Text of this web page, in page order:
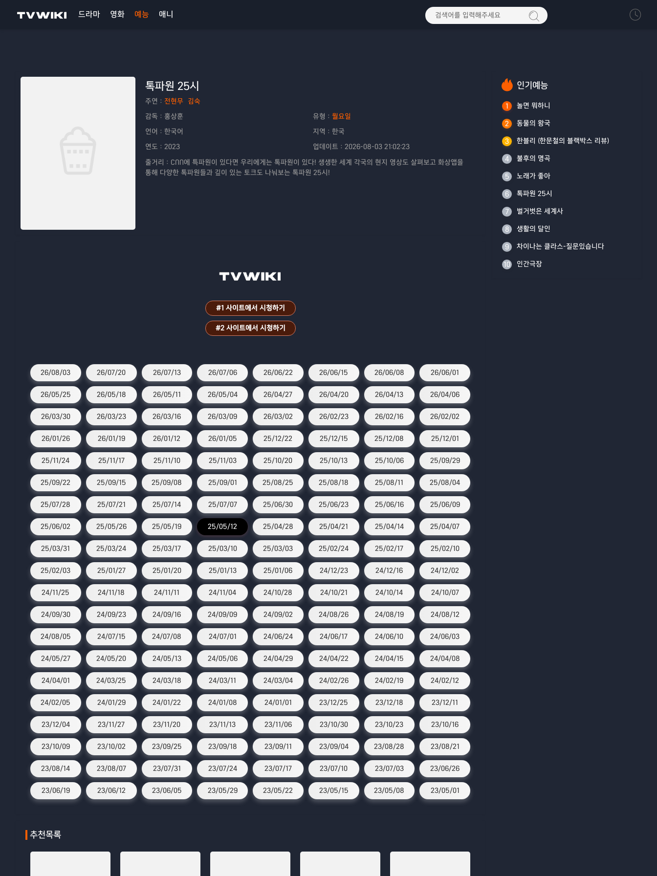
드라마 영화 예능 애니
톡파원 25시
주연： 전현무 김숙
감독： 홍상훈 유형： 월요일
언어： 한국어 지역： 한국
연도： 2023 업데이트： 2026-08-03 21:02:23
줄거리： CNN에 특파원이 있다면 우리에게는 톡파원이 있다! 생생한 세계 각국의 현지 영상도 살펴보고 화상앱을
통해 다양한 톡파원들과 깊이 있는 토크도 나눠보는 톡파원 25시!
#1 사이트에서 시청하기
#2 사이트에서 시청하기
26/08/03 26/07/20 26/07/13 26/07/06 26/06/22 26/06/15 26/06/08 26/06/01
26/05/25 26/05/18 26/05/11 26/05/04 26/04/27 26/04/20 26/04/13 26/04/06
26/03/30 26/03/23 26/03/16 26/03/09 26/03/02 26/02/23 26/02/16 26/02/02
26/01/26 26/01/19 26/01/12 26/01/05 25/12/22 25/12/15 25/12/08 25/12/01
25/11/24 25/11/17 25/11/10 25/11/03 25/10/20 25/10/13 25/10/06 25/09/29
25/09/22 25/09/15 25/09/08 25/09/01 25/08/25 25/08/18 25/08/11 25/08/04
25/07/28 25/07/21 25/07/14 25/07/07 25/06/30 25/06/23 25/06/16 25/06/09
25/06/02 25/05/26 25/05/19 25/05/12 25/04/28 25/04/21 25/04/14 25/04/07
25/03/31 25/03/24 25/03/17 25/03/10 25/03/03 25/02/24 25/02/17 25/02/10
25/02/03 25/01/27 25/01/20 25/01/13 25/01/06 24/12/23 24/12/16 24/12/02
24/11/25 24/11/18 24/11/11 24/11/04 24/10/28 24/10/21 24/10/14 24/10/07
24/09/30 24/09/23 24/09/16 24/09/09 24/09/02 24/08/26 24/08/19 24/08/12
24/08/05 24/07/15 24/07/08 24/07/01 24/06/24 24/06/17 24/06/10 24/06/03
24/05/27 24/05/20 24/05/13 24/05/06 24/04/29 24/04/22 24/04/15 24/04/08
24/04/01 24/03/25 24/03/18 24/03/11 24/03/04 24/02/26 24/02/19 24/02/12
24/02/05 24/01/29 24/01/22 24/01/08 24/01/01 23/12/25 23/12/18 23/12/11
23/12/04 23/11/27 23/11/20 23/11/13 23/11/06 23/10/30 23/10/23 23/10/16
23/10/09 23/10/02 23/09/25 23/09/18 23/09/11 23/09/04 23/08/28 23/08/21
23/08/14 23/08/07 23/07/31 23/07/24 23/07/17 23/07/10 23/07/03 23/06/26
23/06/19 23/06/12 23/06/05 23/05/29 23/05/22 23/05/15 23/05/08 23/05/01
추천목록
인기예능
1 놀면 뭐하니
2 동물의 왕국
3 한블리 (한문철의 블랙박스 리뷰)
4 불후의 명곡
5 노래가 좋아
6 톡파원 25시
7 벌거벗은 세계사
8 생활의 달인
9 차이나는 클라스-질문있습니다
10 인간극장